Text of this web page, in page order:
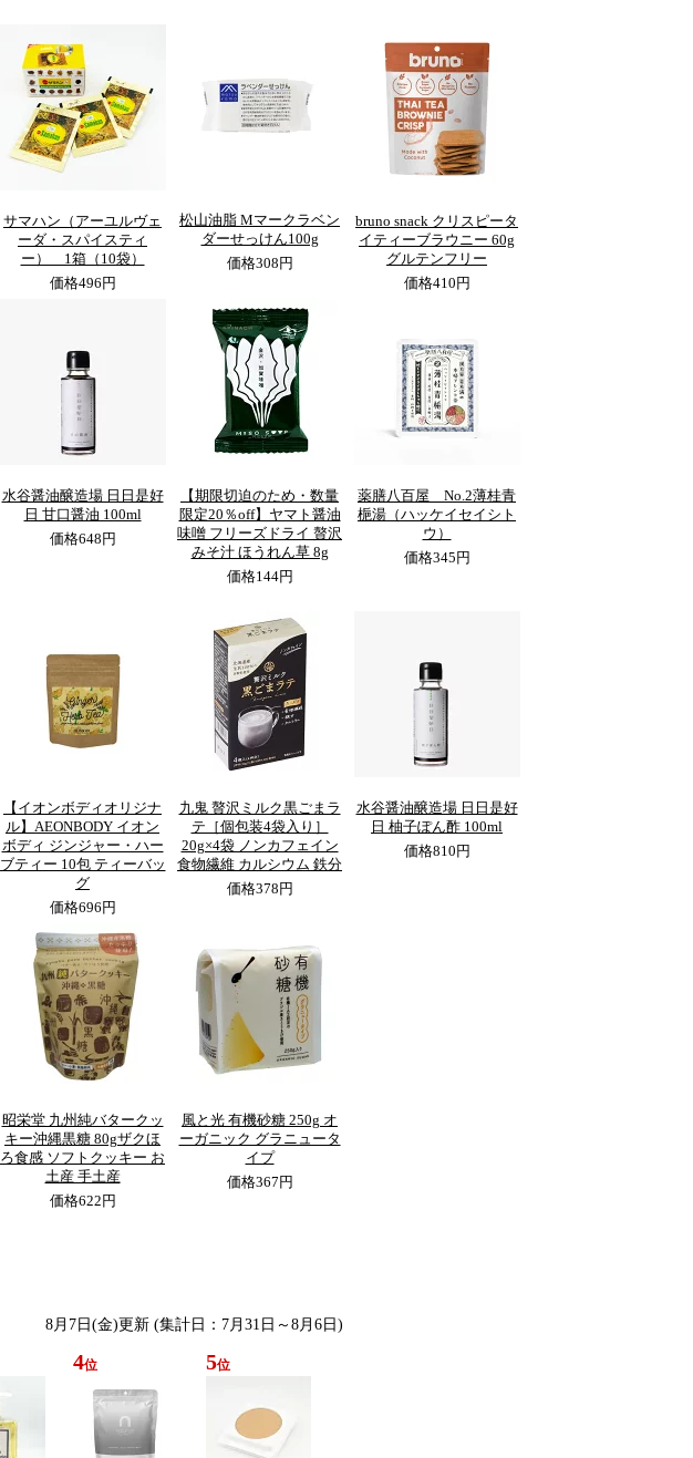
サマハン（アーユルヴェ
ーダ・スパイスティ
ー） 1箱（10袋）
価格496円
松山油脂 Mマークラベン
ダーせっけん100g
価格308円
bruno snack クリスピータ
イティーブラウニー 60g
グルテンフリー
価格410円
水谷醤油醸造場 日日是好
日 甘口醤油 100ml
価格648円
【期限切迫のため・数量
限定20％off】ヤマト醤油
味噌 フリーズドライ 贅沢
みそ汁 ほうれん草 8g
価格144円
薬膳八百屋 No.2薄桂青
梔湯（ハッケイセイシト
ウ）
価格345円
【イオンボディオリジナ
ル】AEONBODY イオン
ボディ ジンジャー・ハー
ブティー 10包 ティーバッ
グ
価格696円
九鬼 贅沢ミルク黒ごまラ
テ［個包装4袋入り］
20g×4袋 ノンカフェイン
食物繊維 カルシウム 鉄分
価格378円
水谷醤油醸造場 日日是好
日 柚子ぽん酢 100ml
価格810円
昭栄堂 九州純バタークッ
キー沖縄黒糖 80gザクほ
ろ食感 ソフトクッキー お
土産 手土産
価格622円
風と光 有機砂糖 250g オ
ーガニック グラニュータ
イプ
価格367円
8月7日(金)更新 (集計日：7月31日～8月6日)
4位 5位